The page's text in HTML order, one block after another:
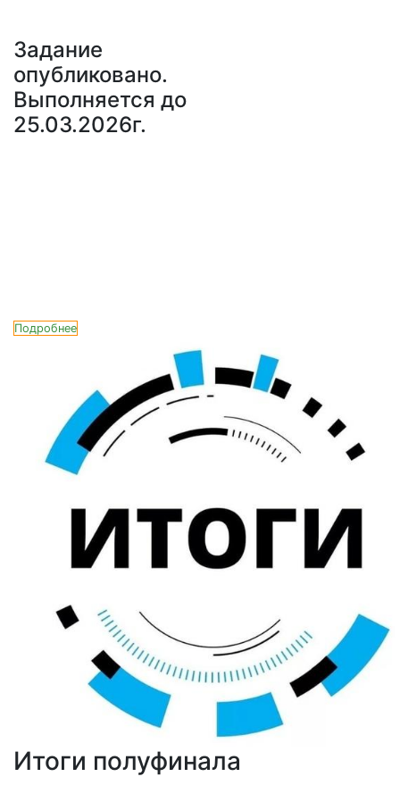
Задание
опубликовано.
Выполняется до
25.03.2026г.
Подробнее
Итоги полуфинала